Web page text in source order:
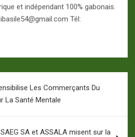
et indépendant 100% gabonais.
Tél:
Les Commerçants Du
La Santé Mentale
SA et ASSALA misent sur la